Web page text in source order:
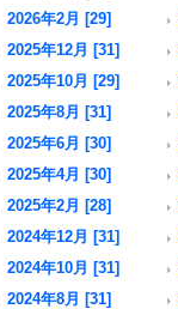
2026年2月 [29]
2025年12月 [31]
2025年10月 [29]
2025年8月 [31]
2025年6月 [30]
2025年4月 [30]
2025年2月 [28]
2024年12月 [31]
2024年10月 [31]
2024年8月 [31]